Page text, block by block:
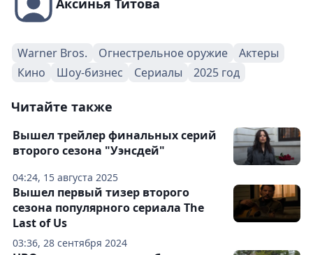
Аксинья Титова
Warner Bros. Огнестрельное оружие
Актеры
Кино
Шоу-бизнес Сериалы 2025 год
Читайте также
04:24, 15 августа 2025
Вышел трейлер финальных серий
второго сезона "Уэнсдей"
03:36, 28 сентября 2024
Вышел первый тизер второго
сезона популярного сериала The
Last of Us